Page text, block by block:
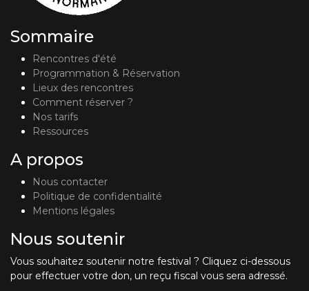
Sommaire
Rencontres d'été
Programmation & Réservation
Lieux des rencontres
Comment réserver ?
Nos tarifs
Ressources
A propos
Nous contacter
Politique de confidentialité
Mentions légales
Nous soutenir
Vous souhaitez soutenir notre festival ? Cliquez ci-dessous
pour effectuer votre don, un reçu fiscal vous sera adressé.